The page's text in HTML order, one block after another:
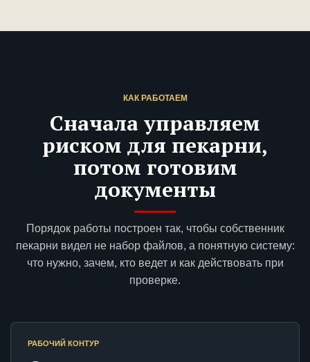
КАК РАБОТАЕМ
Сначала управляем
риском для пекарни,
потом готовим
документы
Порядок работы построен так, чтобы собственник
пекарни видел не набор файлов, а понятную систему:
что нужно, зачем, кто ведет и как действовать при
проверке.
РАБОЧИЙ КОНТУР